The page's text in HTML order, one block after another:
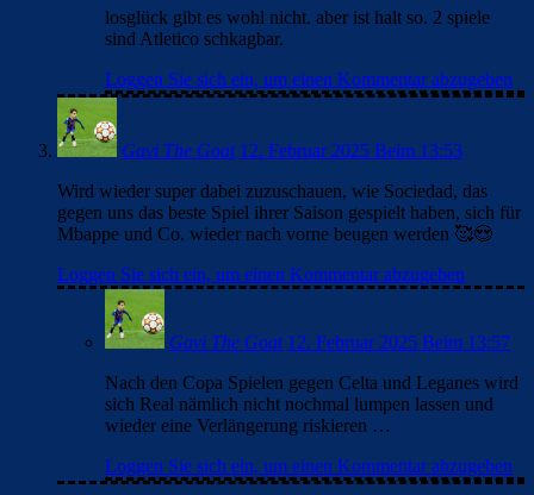
losglück gibt es wohl nicht. aber ist halt so. 2 spiele
sind Atletico schkagbar.
Loggen Sie sich ein, um einen Kommentar abzugeben
Gavi The Goat 12. Februar 2025 Beim 13:53
Wird wieder super dabei zuzuschauen, wie Sociedad, das
gegen uns das beste Spiel ihrer Saison gespielt haben, sich für
Mbappe und Co. wieder nach vorne beugen werden 🥰😍
Loggen Sie sich ein, um einen Kommentar abzugeben
Gavi The Goat 12. Februar 2025 Beim 13:57
Nach den Copa Spielen gegen Celta und Leganes wird
sich Real nämlich nicht nochmal lumpen lassen und
wieder eine Verlängerung riskieren …
Loggen Sie sich ein, um einen Kommentar abzugeben